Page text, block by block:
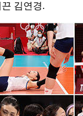
김연경.